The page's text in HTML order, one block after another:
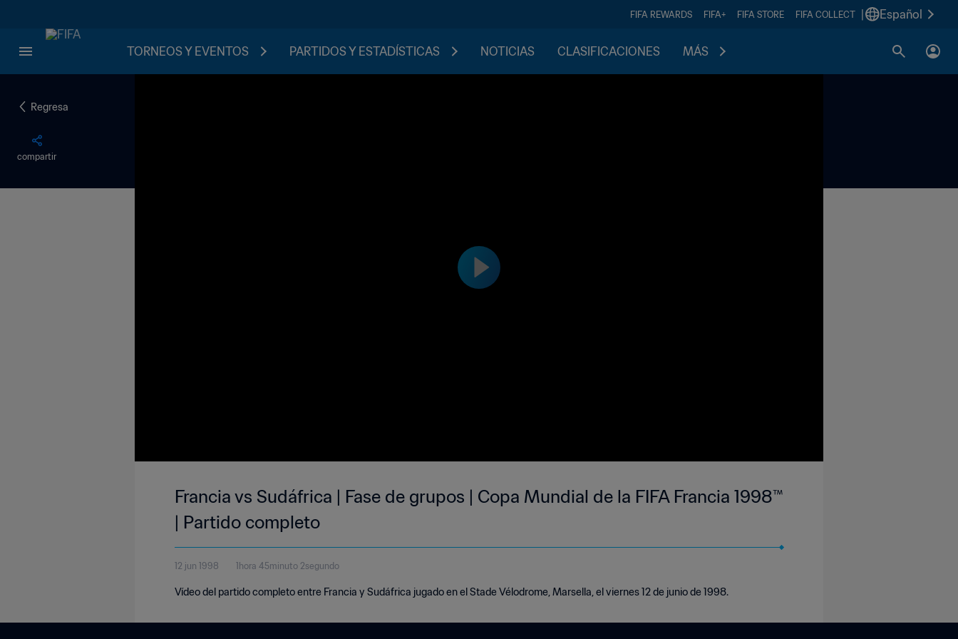
FIFA REWARDS FIFA+ FIFA STORE FIFA COLLECT Español
TORNEOS Y EVENTOS PARTIDOS Y ESTADÍSTICAS NOTICIAS CLASIFICACIONES MÁS
Regresa
compartir
Francia vs Sudáfrica | Fase de grupos | Copa Mundial de la FIFA Francia 1998™
| Partido completo
12 jun 1998 1hora 45minuto 2segundo
Vídeo del partido completo entre Francia y Sudáfrica jugado en el Stade Vélodrome, Marsella, el viernes 12 de junio de 1998.